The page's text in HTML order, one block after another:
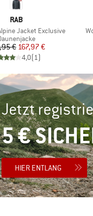
MARKE
RAB
Jacket Exclusive
Preis
€reduzierter Preis
167,97 €
4,0(1)
Jetzt
5 €
HIER ENTLANG